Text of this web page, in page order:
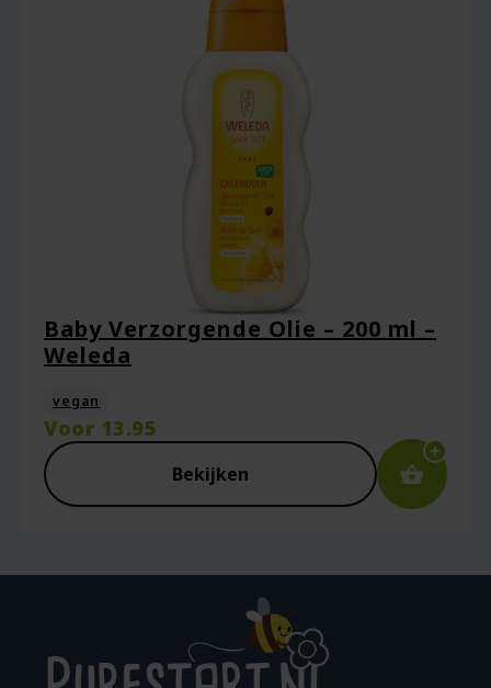
Baby Verzorgende Olie – 200 ml –
Weleda
vegan
Voor 13.95
Bekijken